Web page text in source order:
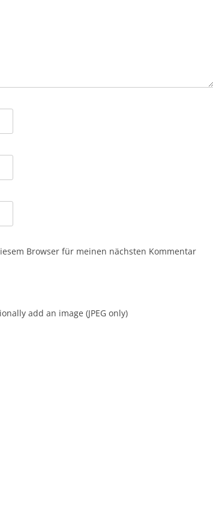
Browser für meinen nächsten Kommentar
add an image (JPEG only)